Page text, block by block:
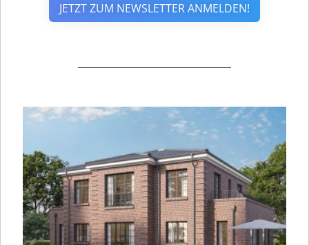
JETZT ZUM NEWSLETTER ANMELDEN!